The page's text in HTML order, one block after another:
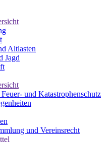
Altlasten
Jagd
und Katastrophenschutz
und Vereinsrecht